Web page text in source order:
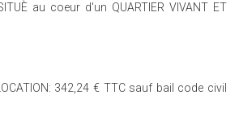
au coeur d'un QUARTIER VIVANT ET
342,24 € TTC sauf bail code civil